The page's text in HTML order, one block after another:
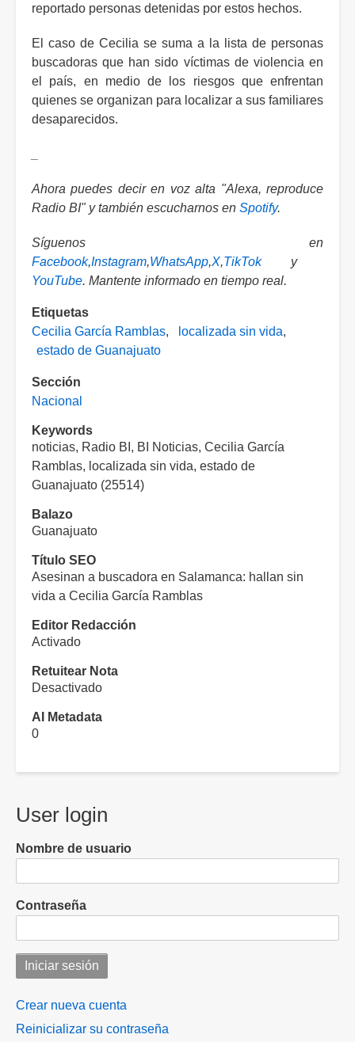
reportado personas detenidas por estos hechos.
El caso de Cecilia se suma a la lista de personas
buscadoras que han sido víctimas de violencia en
el país, en medio de los riesgos que enfrentan
quienes se organizan para localizar a sus familiares
desaparecidos.
Ahora puedes decir en voz alta "Alexa, reproduce
Radio BI" y también escucharnos en Spotify.
Síguenos en
Facebook,Instagram,WhatsApp,X,TikToky
YouTube. Mantente informado en tiempo real.
Etiquetas
Cecilia García Ramblas
localizada sin vida
estado de Guanajuato
Sección
Nacional
Keywords
noticias, Radio BI, BI Noticias, Cecilia García
Ramblas, localizada sin vida, estado de
Guanajuato (25514)
Balazo
Guanajuato
Título SEO
Asesinan a buscadora en Salamanca: hallan sin
vida a Cecilia García Ramblas
Editor Redacción
Activado
Retuitear Nota
Desactivado
AI Metadata
0
User login
Nombre de usuario
Contraseña
Crear nueva cuenta
Reinicializar su contraseña